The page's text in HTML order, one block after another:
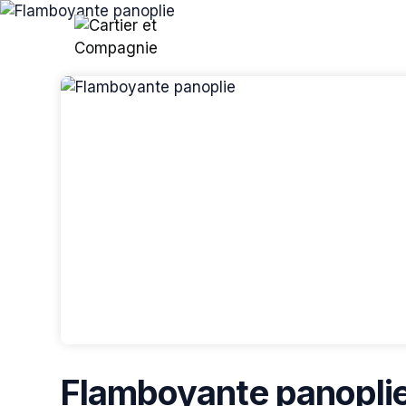
Skip header
Flamboyante